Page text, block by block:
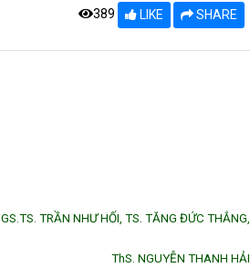
389 LIKE SHARE
GS.TS. TRẦN NHƯ HỐI, TS. TĂNG ĐỨC THẮNG,
ThS. NGUYỄN THANH HẢI